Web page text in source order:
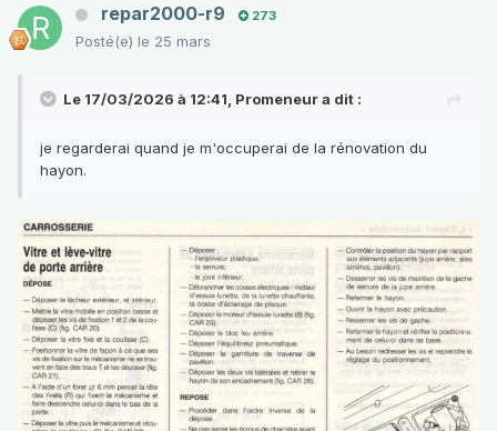
repar2000-r9 273
Posté(e) le 25 mars
Le 17/03/2026 à 12:41, Promeneura dit :
je regarderai quand je m'occuperai de la rénovation du
hayon.